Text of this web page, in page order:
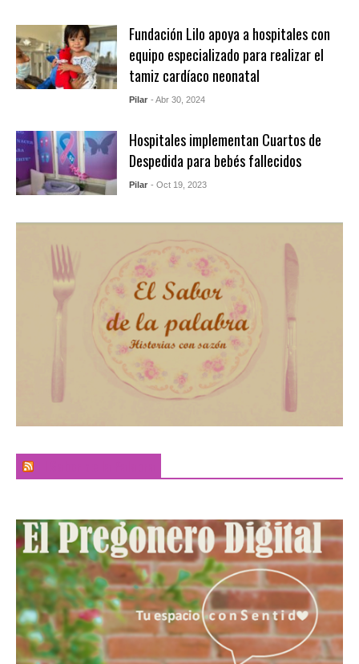
Fundación Lilo apoya a hospitales con
equipo especializado para realizar el
tamiz cardíaco neonatal
Pilar - Abr 30, 2024
Hospitales implementan Cuartos de
Despedida para bebés fallecidos
Pilar - Oct 19, 2023